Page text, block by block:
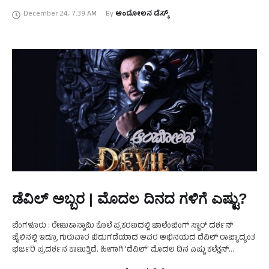
December 24, 7:39 AM By ಆಂದೋಲನ ಡೆಸ್ಕ್
ಡೆವಿಲ್‌ ಅಬ್ಬರ | ಮೊದಲ ದಿನದ ಗಳಿಗೆ ಎಷ್ಟು?
ಬೆಂಗಳೂರು : ರೇಣುಕಾಸ್ವಾಮಿ ಕೊಲೆ ಪ್ರಕರಣದಲ್ಲಿ ಚಾಲೆಂಜಿಂಗ್ ಸ್ಟಾರ್ ದರ್ಶನ್
ಜೈಲಿನಲ್ಲಿ ಇದ್ರೂ ಗುರುವಾರ ಬಿಡುಗಡೆಯಾದ ಅವರ ಅಭಿನಯದ ಡೆವಿಲ್ ರಾಜ್ಯಾದ್ಯಂತ
ಭರ್ಜರಿ ಪ್ರದರ್ಶನ ಕಾಣುತ್ತಿದೆ. ಹೀಗಾಗಿ 'ಡೆವಿಲ್' ಮೊದಲ ದಿನ ಎಷ್ಟು ಕಲೆಕ್ಷನ್